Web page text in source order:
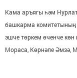
Кама аръягы һәм
башкарма комитетының
эшче төркем өченче
Мораса, Көрнәле Әмзә,